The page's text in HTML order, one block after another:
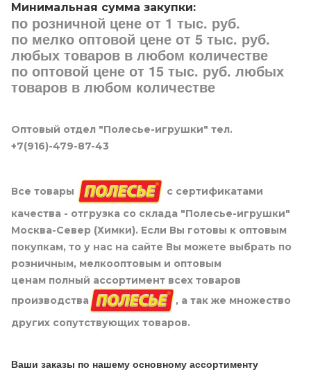
Минимальная сумма закупки:
по розничной цене от 1 тыс. руб.
по мелко оптовой цене от 5 тыс. руб.
любых товаров в любом количестве
по оптовой цене от 15 тыс. руб. любых
товаров в любом количестве
Оптовый отдел "Полесье-игрушки" тел.
+7(916)-479-87-43
Все товары
с сертификатами
качества - отгрузка со склада "Полесье-игрушки"
Москва-Север (Химки). Если Вы готовы к оптовым
покупкам, то у нас на сайте Вы можете выбрать по
розничным, мелкооптовым и оптовым
ценам полный ассортимент всех товаров
производства
, а так же множество
других сопутствующих товаров.
Ваши заказы по нашему основному ассортименту